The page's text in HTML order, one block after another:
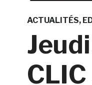
ACTUALITÉS